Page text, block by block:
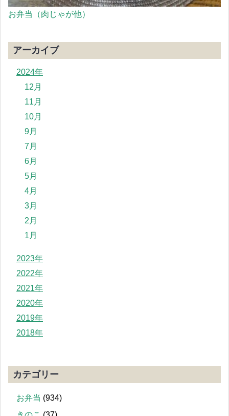
お弁当（肉じゃが他）
アーカイブ
2024年
12月
11月
10月
9月
7月
6月
5月
4月
3月
2月
1月
2023年
2022年
2021年
2020年
2019年
2018年
カテゴリー
お弁当 (934)